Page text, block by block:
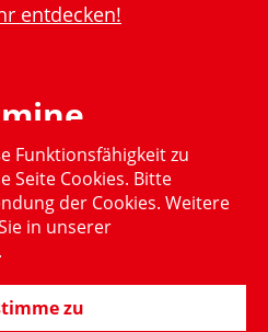
entdecken!
Termin
Funktionsfähigkeit zu
Seite Cookies. Bitte
der Cookies. Weitere
in unserer
.
zu